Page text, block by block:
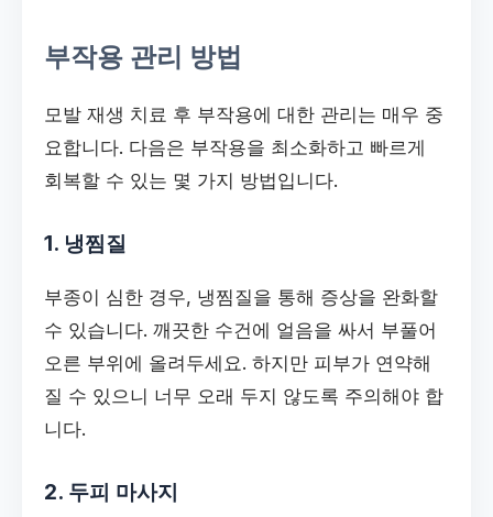
부작용 관리 방법
모발 재생 치료 후 부작용에 대한 관리는 매우 중
요합니다. 다음은 부작용을 최소화하고 빠르게
회복할 수 있는 몇 가지 방법입니다.
1. 냉찜질
부종이 심한 경우, 냉찜질을 통해 증상을 완화할
수 있습니다. 깨끗한 수건에 얼음을 싸서 부풀어
오른 부위에 올려두세요. 하지만 피부가 연약해
질 수 있으니 너무 오래 두지 않도록 주의해야 합
니다.
2. 두피 마사지